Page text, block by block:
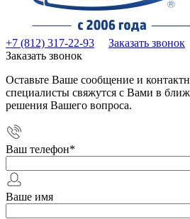
+7 (812) 317-22-93
Заказать звонок
Заказать звонок
Оставьте Ваше сообщение и
специалисты свяжутся с Вами в
решения Вашего вопроса.
Ваш телефон*
Ваше имя